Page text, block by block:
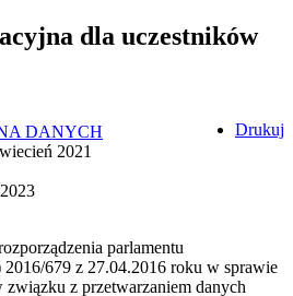
dla uczestników
Drukuj
DANYCH
2021
parlamentu
679 z 27.04.2016 roku w sprawie
z przetwarzaniem danych